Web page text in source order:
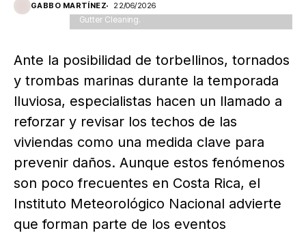
GABBO MARTÍNEZ 22/06/2026
Before They Clean Out Your Wallet. Step by Step.
Gutter Cleaning.
Ante la posibilidad de torbellinos, tornados
y trombas marinas durante la temporada
lluviosa, especialistas hacen un llamado a
reforzar y revisar los techos de las
viviendas como una medida clave para
prevenir daños. Aunque estos fenómenos
son poco frecuentes en Costa Rica, el
Instituto Meteorológico Nacional advierte
que forman parte de los eventos